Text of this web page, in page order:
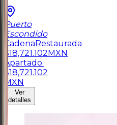
Puerto
Escondido
Cadena Restaurada
$18,721.102 MXN
Apartado:
$18,721.102
MXN
Ver
detalles